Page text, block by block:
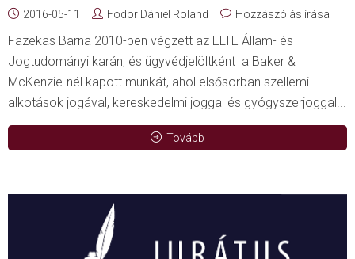
2016-05-11 Fodor Dániel Roland Hozzászólás írása
Fazekas Barna 2010-ben végzett az ELTE Állam- és
Jogtudományi karán, és ügyvédjelöltként a Baker &
McKenzie-nél kapott munkát, ahol elsősorban szellemi
alkotások jogával, kereskedelmi joggal és gyógyszerjoggal...
Tovább